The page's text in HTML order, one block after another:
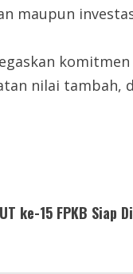
maupun
nilai tambah,
ke-15 FPKB Siap